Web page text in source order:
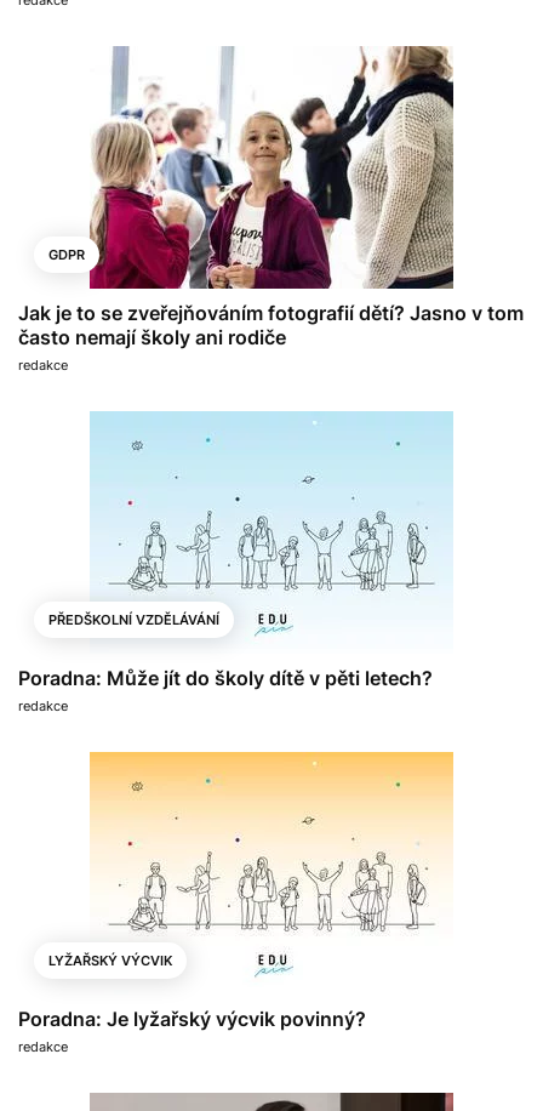
GDPR
Jak je to se zveřejňováním fotografií dětí? Jasno v tom
často nemají školy ani rodiče
redakce
PŘEDŠKOLNÍ VZDĚLÁVÁNÍ
Poradna: Může jít do školy dítě v pěti letech?
redakce
LYŽAŘSKÝ VÝCVIK
Poradna: Je lyžařský výcvik povinný?
redakce